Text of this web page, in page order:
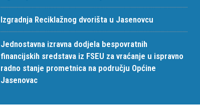
Izgradnja Reciklažnog dvorišta u Jasenovcu
Jednostavna izravna dodjela bespovratnih
financijskih sredstava iz FSEU za vraćanje u ispravno
radno stanje prometnica na području Općine
Jasenovac